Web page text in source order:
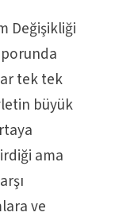
Değişikliği
tek tek
büyük
ama
ve